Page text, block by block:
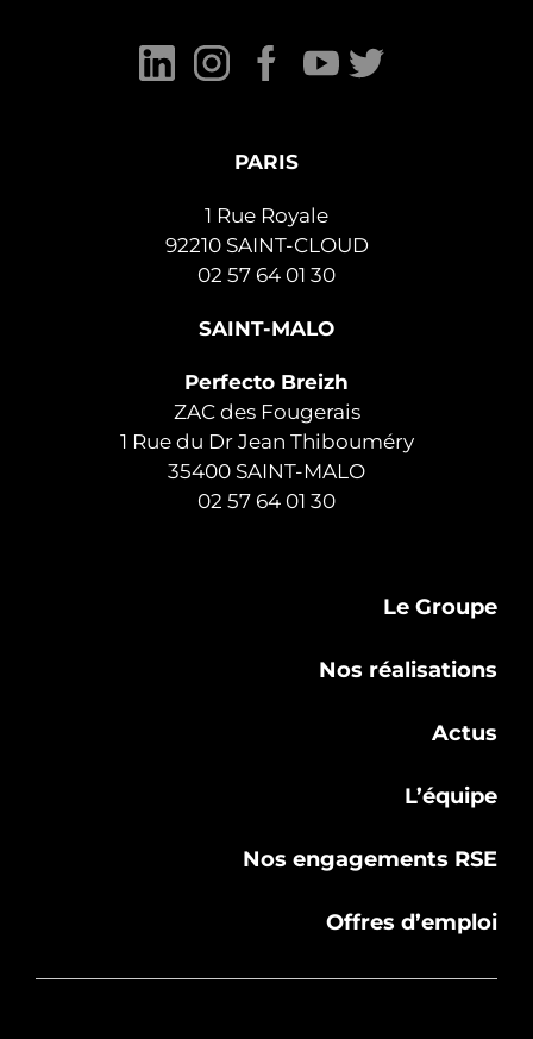
PARIS
1 Rue Royale
92210 SAINT-CLOUD
02 57 64 01 30
SAINT-MALO
Perfecto Breizh
ZAC des Fougerais
1 Rue du Dr Jean Thibouméry
35400 SAINT-MALO
02 57 64 01 30
Le Groupe
Nos réalisations
Actus
L’équipe
Nos engagements RSE
Offres d’emploi